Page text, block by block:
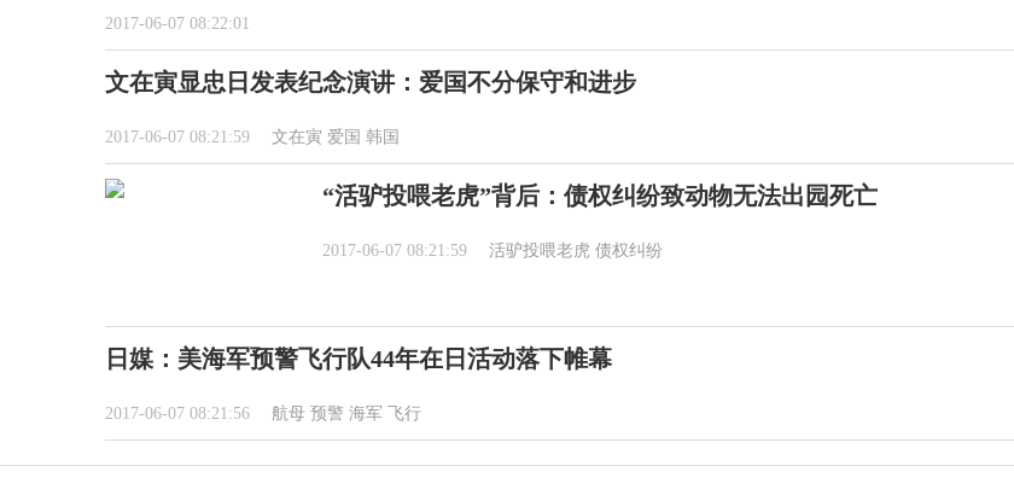
2017-06-07 08:22:01
文在寅显忠日发表纪念演讲：爱国不分保守和进步
2017-06-07 08:21:59 文在寅 爱国 韩国
“活驴投喂老虎”背后：债权纠纷致动物无法出园死亡
2017-06-07 08:21:59 活驴投喂老虎 债权纠纷
日媒：美海军预警飞行队44年在日活动落下帷幕
2017-06-07 08:21:56 航母 预警 海军 飞行